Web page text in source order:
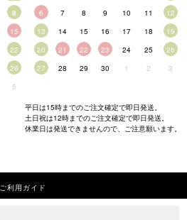
8
15
22
29
5
6
7 8 9 10 11
12
13
14 15 16 17 18
19
20
21 22 23 24 25
26
27
28 29 30 1 2 3
平日は15時までのご注文確定で即日発送。
土日祝は12時までのご注文確定で即日発送。
休業日は発送できませんので、ご注意願います。
ご利用ガイド